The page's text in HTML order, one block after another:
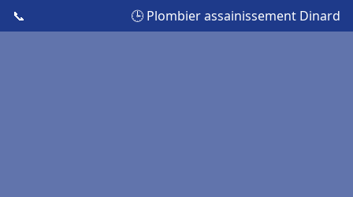
📞 🕒 Plombier assainissement Dinard